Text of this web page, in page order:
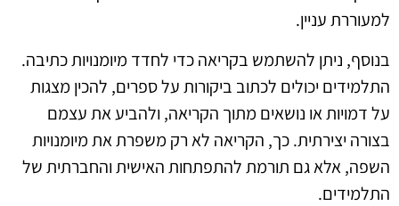
למעוררת עניין.
בנוסף, ניתן להשתמש בקריאה כדי לחדד מיומנויות כתיבה.
התלמידים יכולים לכתוב ביקורות על ספרים, להכין מצגות
על דמויות או נושאים מתוך הקריאה, ולהביע את עצמם
בצורה יצירתית. כך, הקריאה לא רק משפרת את מיומנויות
השפה, אלא גם תורמת להתפתחות האישית והחברתית של
התלמידים.